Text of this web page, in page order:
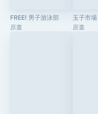
FREE! 男子游泳部
原畫
玉子市場
原畫